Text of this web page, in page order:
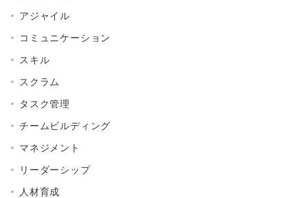
アジャイル
コミュニケーション
スキル
スクラム
タスク管理
チームビルディング
マネジメント
リーダーシップ
人材育成